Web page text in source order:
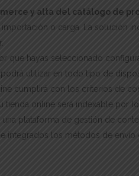
y alta del catálogo de
o carga. La solución
que hayas seleccionado
utilizar en todo tipo de
cumplirá con los criterios de
tienda online será indexable por
una plataforma de gestión de
integrados los métodos de